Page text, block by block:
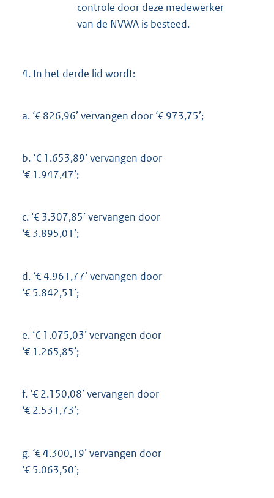
controle door deze medewerker
van de NVWA is besteed.
4. In het derde lid wordt:
a. ‘€ 826,96’ vervangen door ‘€ 973,75’;
b. ‘€ 1.653,89’ vervangen door
‘€ 1.947,47’;
c. ‘€ 3.307,85’ vervangen door
‘€ 3.895,01’;
d. ‘€ 4.961,77’ vervangen door
‘€ 5.842,51’;
e. ‘€ 1.075,03’ vervangen door
‘€ 1.265,85’;
f. ‘€ 2.150,08’ vervangen door
‘€ 2.531,73’;
g. ‘€ 4.300,19’ vervangen door
‘€ 5.063,50’;